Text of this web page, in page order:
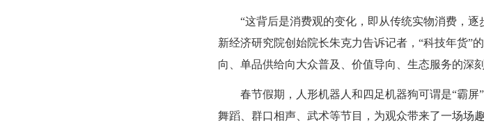
“这背后是消费观的变化，即从传统实物消费，逐
新经济研究院创始院长朱克力告诉记者，“科技年货”
向、单品供给向大众普及、价值导向、生态服务的深刻
春节假期，人形机器人和四足机器狗可谓是“霸屏
舞蹈、群口相声、武术等节目，为观众带来了一场场